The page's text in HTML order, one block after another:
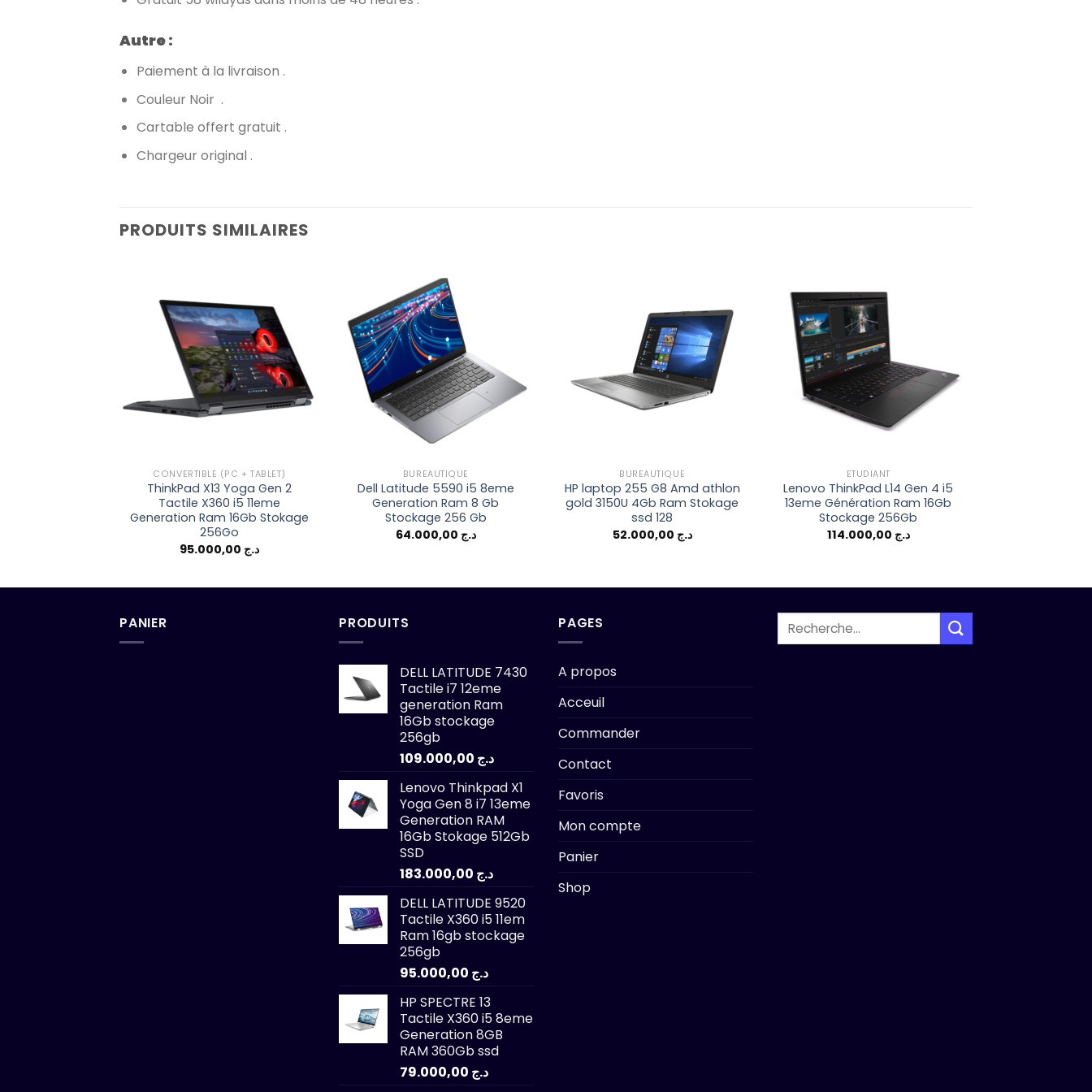
Autre :
Paiement à la livraison .
Couleur Noir .
Cartable offert gratuit .
Chargeur original .
PRODUITS SIMILAIRES
Add to
wishlist
CONVERTIBLE (PC + TABLET)
ThinkPad X13 Yoga Gen 2
Tactile X360 i5 11eme
Generation Ram 16Gb Stokage
256Go
د.ج
BUREAUTIQUE
Dell Latitude 5590 i5 8eme
Generation Ram 8 Gb
Stockage 256 Gb
د.ج
Add to
wishlist
BUREAUTIQUE
HP laptop 255 G8 Amd athlon
gold 3150U 4Gb Ram Stokage
ssd 128
د.ج
ETUDIANT
Lenovo ThinkPad L14 Gen 4 i5
13eme Génération Ram 16Gb
Stockage 256Gb
د.ج
PANIER PRODUITS
DELL LATITUDE 7430
Tactile i7 12eme
generation Ram
16Gb stockage
256gb
د.ج
Lenovo Thinkpad X1
Yoga Gen 8 i7 13eme
Generation RAM
16Gb Stokage 512Gb
SSD
د.ج
DELL LATITUDE 9520
Tactile X360 i5 11em
Ram 16gb stockage
256gb
د.ج
HP SPECTRE 13
Tactile X360 i5 8eme
Generation 8GB
RAM 360Gb ssd
د.ج
PAGES
A propos
Acceuil
Commander
Contact
Favoris
Mon compte
Panier
Shop
Recherche